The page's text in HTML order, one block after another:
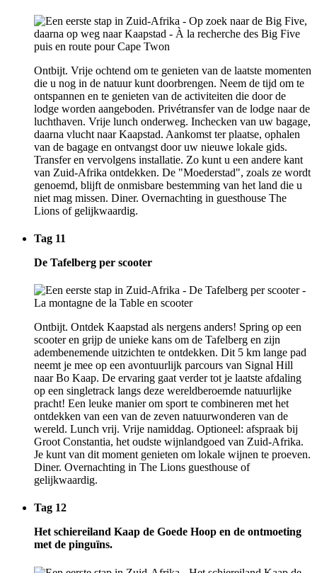
Ontbijt. Vrije ochtend om te genieten van de laatste momenten
die u nog in de natuur kunt doorbrengen. Neem de tijd om te
ontspannen en te genieten van de activiteiten die door de
lodge worden aangeboden. Privétransfer van de lodge naar de
luchthaven. Vrije lunch onderweg. Inchecken van uw bagage,
daarna vlucht naar Kaapstad. Aankomst ter plaatse, ophalen
van de bagage en ontvangst door uw nieuwe lokale gids.
Transfer en vervolgens installatie. Zo kunt u een andere kant
van Zuid-Afrika ontdekken. De "Moederstad", zoals ze wordt
genoemd, blijft de onmisbare bestemming van het land die u
niet mag missen. Diner. Overnachting in guesthouse The
Lions of gelijkwaardig.
Tag 11
De Tafelberg per scooter
Ontbijt. Ontdek Kaapstad als nergens anders! Spring op een
scooter en grijp de unieke kans om de Tafelberg en zijn
adembenemende uitzichten te ontdekken. Dit 5 km lange pad
neemt je mee op een avontuurlijk parcours van Signal Hill
naar Bo Kaap. De ervaring gaat verder tot je laatste afdaling
op een singletrack langs deze wereldberoemde natuurlijke
pracht! Een leuke manier om sport te combineren met het
ontdekken van een van de zeven natuurwonderen van de
wereld. Lunch vrij. Vrije namiddag. Optioneel: afspraak bij
Groot Constantia, het oudste wijnlandgoed van Zuid-Afrika.
Je kunt van dit moment genieten om lokale wijnen te proeven.
Diner. Overnachting in The Lions guesthouse of
gelijkwaardig.
Tag 12
Het schiereiland Kaap de Goede Hoop en de ontmoeting
met de pinguïns.